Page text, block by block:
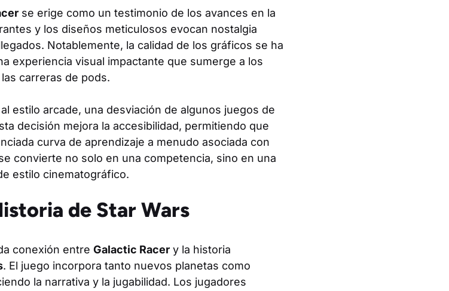
se erige como un testimonio de los avances en la
y los diseños meticulosos evocan nostalgia
Notablemente, la calidad de los gráficos se ha
experiencia visual impactante que sumerge a los
carreras de pods.
estilo arcade, una desviación de algunos juegos de
decisión mejora la accesibilidad, permitiendo que
curva de aprendizaje a menudo asociada con
convierte no solo en una competencia, sino en una
estilo cinematográfico.
de Star Wars
conexión entre Galactic Racer y la historia
. El juego incorpora tanto nuevos planetas como
la narrativa y la jugabilidad. Los jugadores